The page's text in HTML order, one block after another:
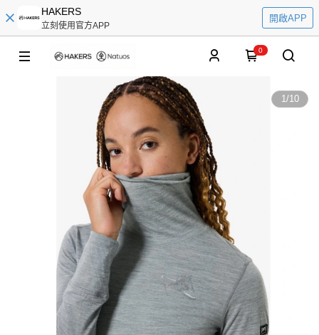
HAKERS
立刻使用官方APP
開啟APP
0
1/10